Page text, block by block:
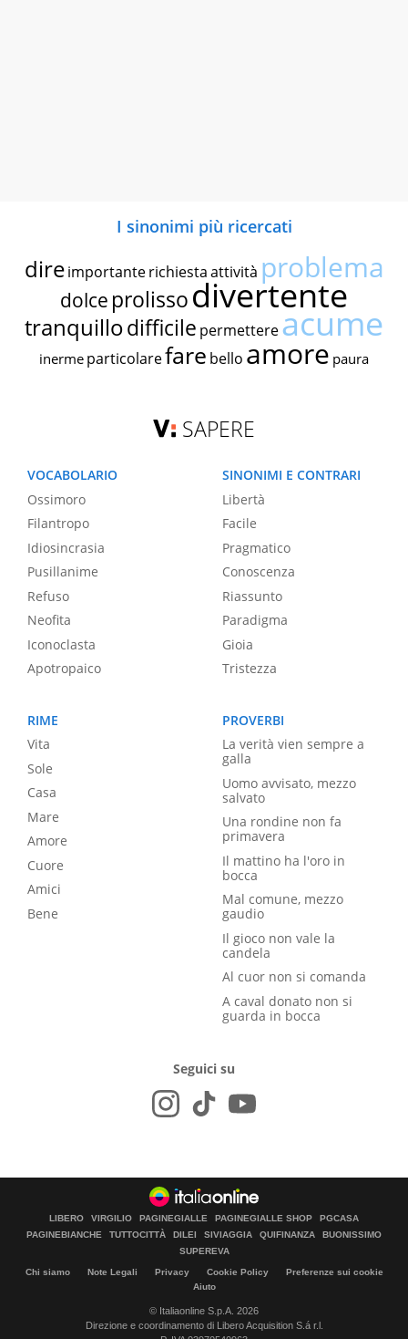
I sinonimi più ricercati
dire importante richiestaattività problema
dolce prolissodivertente
tranquillodifficile permettereacume
inerme particolarefare bello amore paura
SAPERE
VOCABOLARIO
Ossimoro
Filantropo
Idiosincrasia
Pusillanime
Refuso
Neofita
Iconoclasta
Apotropaico
SINONIMI E CONTRARI
Libertà
Facile
Pragmatico
Conoscenza
Riassunto
Paradigma
Gioia
Tristezza
RIME
Vita
Sole
Casa
Mare
Amore
Cuore
Amici
Bene
PROVERBI
La verità vien sempre a
galla
Uomo avvisato, mezzo
salvato
Una rondine non fa
primavera
Il mattino ha l'oro in
bocca
Mal comune, mezzo
gaudio
Il gioco non vale la
candela
Al cuor non si comanda
A caval donato non si
guarda in bocca
Seguici su
LIBERO VIRGILIO PAGINEGIALLE PAGINEGIALLE SHOP
PGCASA
PAGINEBIANCHE
TUTTOCITTÀ DILEI SIVIAGGIA QUIFINANZA
BUONISSIMO
SUPEREVA
Chi siamo Note Legali Privacy Cookie Policy
Preferenze sui cookie
Aiuto
© Italiaonline S.p.A. 2026
Direzione e coordinamento di Libero Acquisition S.á r.l.